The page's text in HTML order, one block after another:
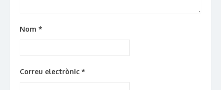
Nom *
Correu electrònic *